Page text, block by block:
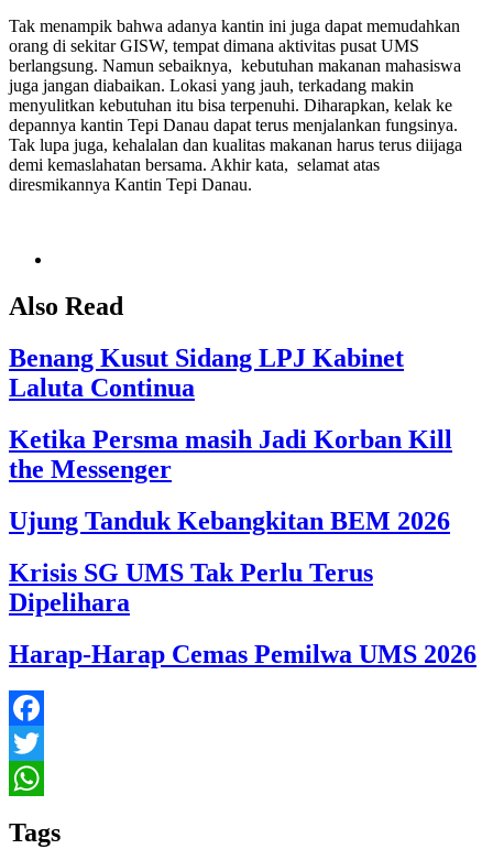
Tak menampik bahwa adanya kantin ini juga dapat memudahkan
orang di sekitar GISW, tempat dimana aktivitas pusat UMS
berlangsung. Namun sebaiknya, kebutuhan makanan mahasiswa
juga jangan diabaikan. Lokasi yang jauh, terkadang makin
menyulitkan kebutuhan itu bisa terpenuhi. Diharapkan, kelak ke
depannya kantin Tepi Danau dapat terus menjalankan fungsinya.
Tak lupa juga, kehalalan dan kualitas makanan harus terus diijaga
demi kemaslahatan bersama. Akhir kata, selamat atas
diresmikannya Kantin Tepi Danau.
Also Read
Benang Kusut Sidang LPJ Kabinet
Laluta Continua
Ketika Persma masih Jadi Korban Kill
the Messenger
Ujung Tanduk Kebangkitan BEM 2026
Krisis SG UMS Tak Perlu Terus
Dipelihara
Harap-Harap Cemas Pemilwa UMS 2026
Facebook
Twitter
Tags